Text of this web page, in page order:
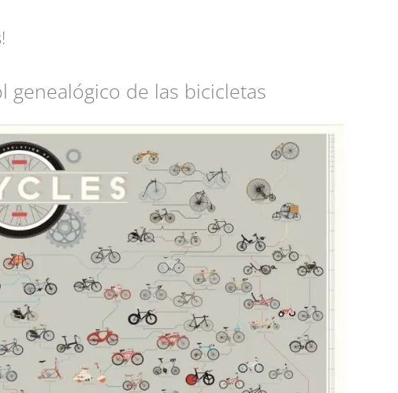
genealógico de las bicicletas